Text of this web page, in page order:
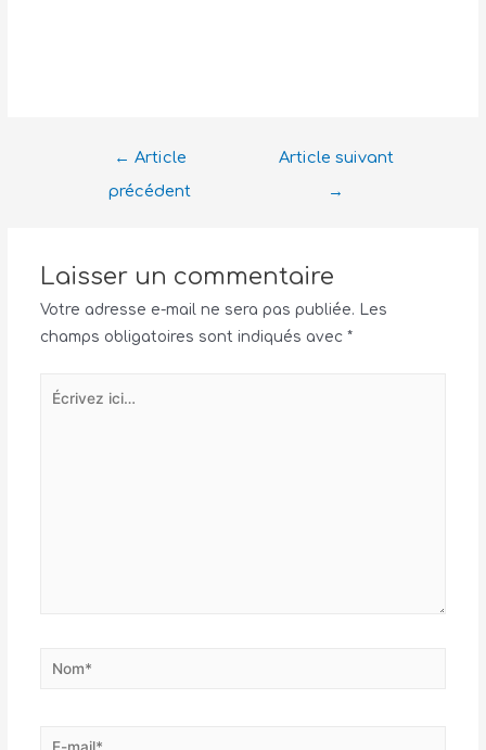
← Article
précédent
Article suivant
→
Laisser un commentaire
Votre adresse e-mail ne sera pas publiée. Les
champs obligatoires sont indiqués avec *